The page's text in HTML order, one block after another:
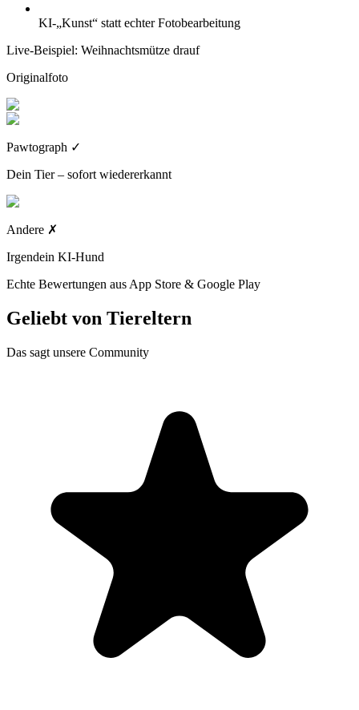
KI-„Kunst“ statt echter Fotobearbeitung
Live-Beispiel: Weihnachtsmütze drauf
Originalfoto
Pawtograph ✓
Dein Tier – sofort wiedererkannt
Andere ✗
Irgendein KI-Hund
Echte Bewertungen aus App Store & Google Play
Geliebt von Tiereltern
Das sagt unsere Community